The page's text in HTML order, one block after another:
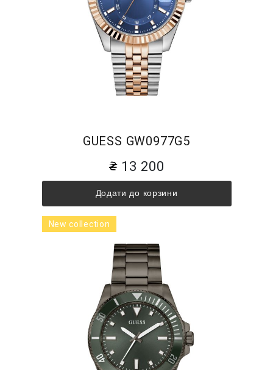
GUESS GW0977G5
13 200
Додати до корзини
New collection